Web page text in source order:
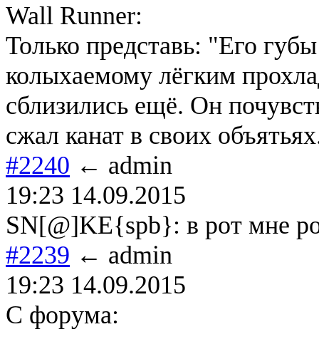
Wall Runner:
Только представь: "Его
колыхаемому лёгким
сблизились ещё. Он
сжал канат в своих
#2240 ← admin
19:23 14.09.2015
SN[@]KE{spb}: в рот мне
#2239 ← admin
19:23 14.09.2015
С форума: